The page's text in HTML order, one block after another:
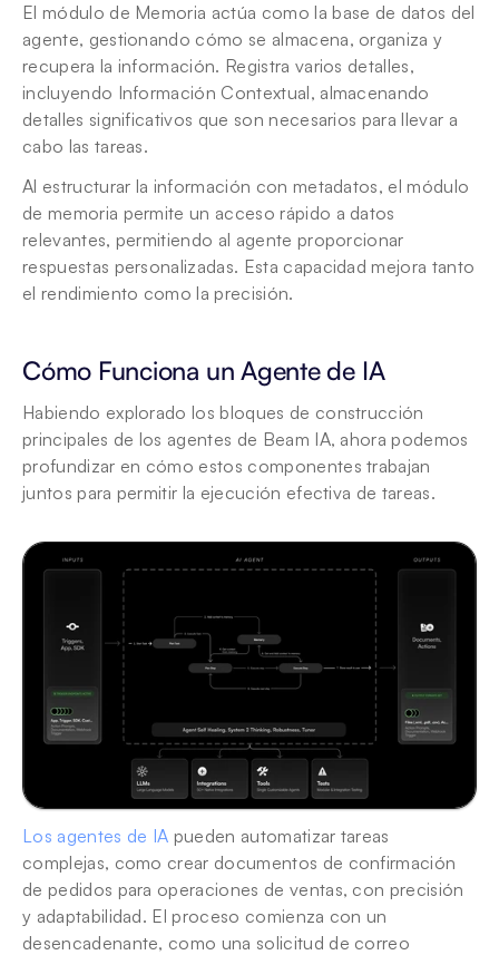
El módulo de Memoria actúa como la base de datos del
agente, gestionando cómo se almacena, organiza y
recupera la información. Registra varios detalles,
incluyendo Información Contextual, almacenando
detalles significativos que son necesarios para llevar a
cabo las tareas.
Al estructurar la información con metadatos, el módulo
de memoria permite un acceso rápido a datos
relevantes, permitiendo al agente proporcionar
respuestas personalizadas. Esta capacidad mejora tanto
el rendimiento como la precisión.
Cómo Funciona un Agente de IA
Habiendo explorado los bloques de construcción
principales de los agentes de Beam IA, ahora podemos
profundizar en cómo estos componentes trabajan
juntos para permitir la ejecución efectiva de tareas.
Los agentes de IA pueden automatizar tareas
complejas, como crear documentos de confirmación
de pedidos para operaciones de ventas, con precisión
y adaptabilidad. El proceso comienza con un
desencadenante, como una solicitud de correo